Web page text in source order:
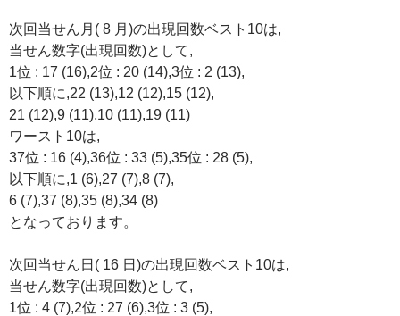
次回当せん月( 8 月)の出現回数ベスト10は,
当せん数字(出現回数)として,
1位 : 17 (16),2位 : 20 (14),3位 : 2 (13),
以下順に,22 (13),12 (12),15 (12),
21 (12),9 (11),10 (11),19 (11)
ワースト10は,
37位 : 16 (4),36位 : 33 (5),35位 : 28 (5),
以下順に,1 (6),27 (7),8 (7),
6 (7),37 (8),35 (8),34 (8)
となっております。
次回当せん日( 16 日)の出現回数ベスト10は,
当せん数字(出現回数)として,
1位 : 4 (7),2位 : 27 (6),3位 : 3 (5),